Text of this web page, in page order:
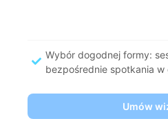
Wybór dogodnej formy:
bezpośrednie spotkania w
Umów